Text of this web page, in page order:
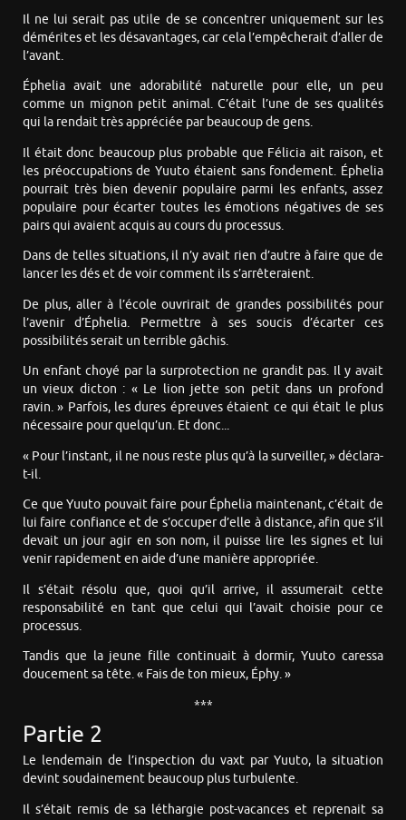
Il ne lui serait pas utile de se concentrer uniquement sur les
démérites et les désavantages, car cela l’empêcherait d’aller de
l’avant.
Éphelia avait une adorabilité naturelle pour elle, un peu
comme un mignon petit animal. C’était l’une de ses qualités
qui la rendait très appréciée par beaucoup de gens.
Il était donc beaucoup plus probable que Félicia ait raison, et
les préoccupations de Yuuto étaient sans fondement. Éphelia
pourrait très bien devenir populaire parmi les enfants, assez
populaire pour écarter toutes les émotions négatives de ses
pairs qui avaient acquis au cours du processus.
Dans de telles situations, il n’y avait rien d’autre à faire que de
lancer les dés et de voir comment ils s’arrêteraient.
De plus, aller à l’école ouvrirait de grandes possibilités pour
l’avenir d’Éphelia. Permettre à ses soucis d’écarter ces
possibilités serait un terrible gâchis.
Un enfant choyé par la surprotection ne grandit pas. Il y avait
un vieux dicton : « Le lion jette son petit dans un profond
ravin. » Parfois, les dures épreuves étaient ce qui était le plus
nécessaire pour quelqu’un. Et donc...
« Pour l’instant, il ne nous reste plus qu’à la surveiller, » déclara-
t-il.
Ce que Yuuto pouvait faire pour Éphelia maintenant, c’était de
lui faire confiance et de s’occuper d’elle à distance, afin que s’il
devait un jour agir en son nom, il puisse lire les signes et lui
venir rapidement en aide d’une manière appropriée.
Il s’était résolu que, quoi qu’il arrive, il assumerait cette
responsabilité en tant que celui qui l’avait choisie pour ce
processus.
Tandis que la jeune fille continuait à dormir, Yuuto caressa
doucement sa tête. « Fais de ton mieux, Éphy. »
***
Partie 2
Le lendemain de l’inspection du vaxt par Yuuto, la situation
devint soudainement beaucoup plus turbulente.
Il s’était remis de sa léthargie post-vacances et reprenait sa